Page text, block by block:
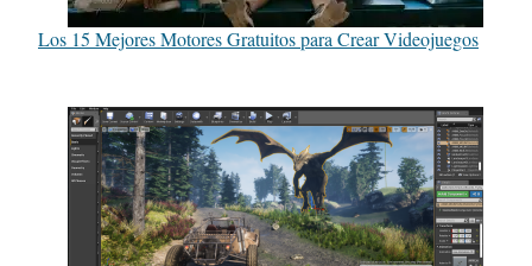
Los 15 Mejores Motores Gratuitos para Crear Videojuegos